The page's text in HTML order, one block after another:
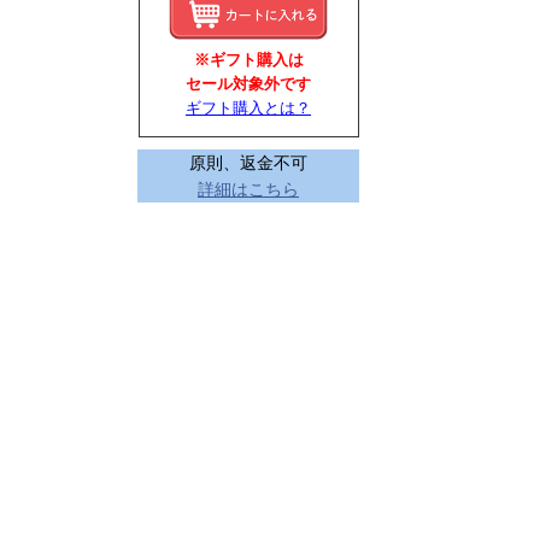
※ギフト購入は
セール対象外です
ギフト購入とは？
原則、返金不可
詳細はこちら